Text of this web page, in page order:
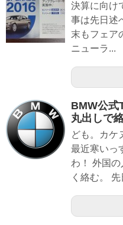
決算に向け
事は先日述
末もフェア
ニューラ...
BMW公式
丸出しで
ども。カケ
最近寒いっ
わ！ 外国
く絡む。